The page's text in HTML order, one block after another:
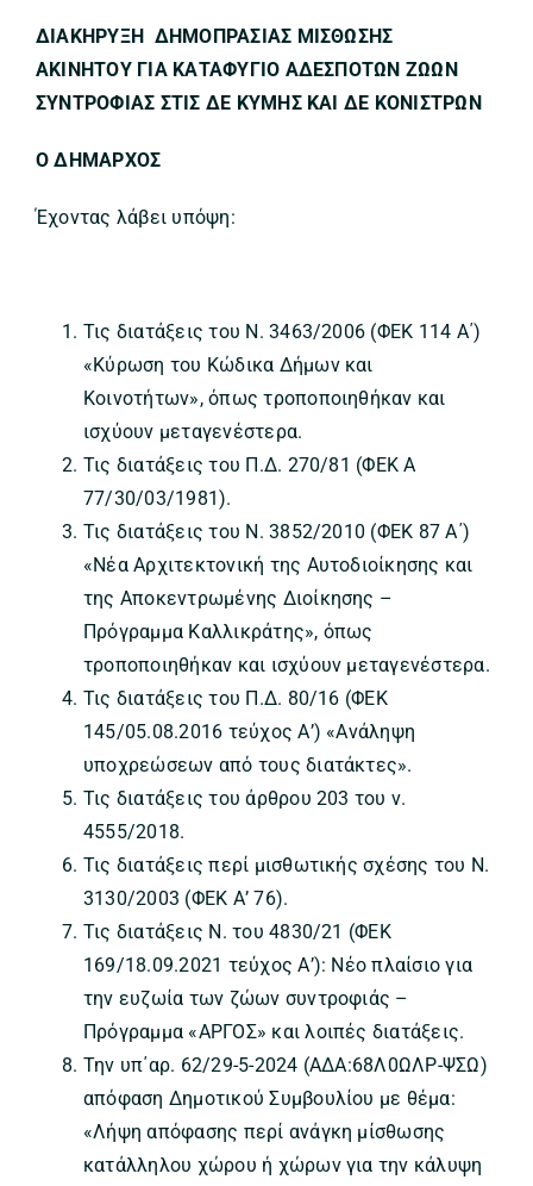
ΔΙΑΚΗΡΥΞΗ ΔΗΜΟΠΡΑΣΙΑΣ ΜΙΣΘΩΣΗΣ
ΑΚΙΝΗΤΟΥ ΓΙΑ ΚΑΤΑΦΥΓΙΟ ΑΔΕΣΠΟΤΩΝ ΖΩΩΝ
ΣΥΝΤΡΟΦΙΑΣ ΣΤΙΣ ΔΕ ΚΥΜΗΣ ΚΑΙ ΔΕ ΚΟΝΙΣΤΡΩΝ
Ο ΔΗΜΑΡΧΟΣ
Έχοντας λάβει υπόψη:
Τις διατάξεις του Ν. 3463/2006 (ΦΕΚ 114 Α΄)
«Κύρωση του Κώδικα Δήμων και
Κοινοτήτων», όπως τροποποιηθήκαν και
ισχύουν μεταγενέστερα.
Τις διατάξεις του Π.Δ. 270/81 (ΦΕΚ Α
77/30/03/1981).
Τις διατάξεις του Ν. 3852/2010 (ΦΕΚ 87 Α΄)
«Νέα Αρχιτεκτονική της Αυτοδιοίκησης και
της Αποκεντρωμένης Διοίκησης –
Πρόγραμμα Καλλικράτης», όπως
τροποποιηθήκαν και ισχύουν μεταγενέστερα.
Τις διατάξεις του Π.Δ. 80/16 (ΦΕΚ
145/05.08.2016 τεύχος Α’) «Ανάληψη
υποχρεώσεων από τους διατάκτες».
Τις διατάξεις του άρθρου 203 του ν.
4555/2018.
Τις διατάξεις περί μισθωτικής σχέσης του Ν.
3130/2003 (ΦΕΚ Α’ 76).
Τις διατάξεις Ν. του 4830/21 (ΦΕΚ
169/18.09.2021 τεύχος Α’): Νέο πλαίσιο για
την ευζωία των ζώων συντροφιάς –
Πρόγραμμα «AΡΓΟΣ» και λοιπές διατάξεις.
Την υπ΄αρ. 62/29-5-2024 (ΑΔΑ:68Λ0ΩΛΡ-ΨΣΩ)
απόφαση Δημοτικού Συμβουλίου με θέμα:
«Λήψη απόφασης περί ανάγκη μίσθωσης
κατάλληλου χώρου ή χώρων για την κάλυψη